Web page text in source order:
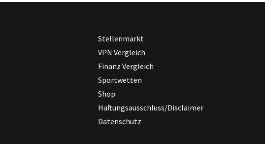
Stellenmarkt
VPN Vergleich
Finanz Vergleich
Sportwetten
Shop
Haftungsausschluss/Disclaimer
Datenschutz